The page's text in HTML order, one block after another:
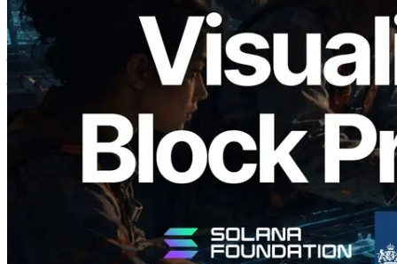
Validators Solutions ने Solana Block
Analyzer लॉन्च किया — प्रति-slot ब्लॉक
उत्पादन समय और नियुक्त वैलिडेटर का
विज़ुअलाइज़ेशन